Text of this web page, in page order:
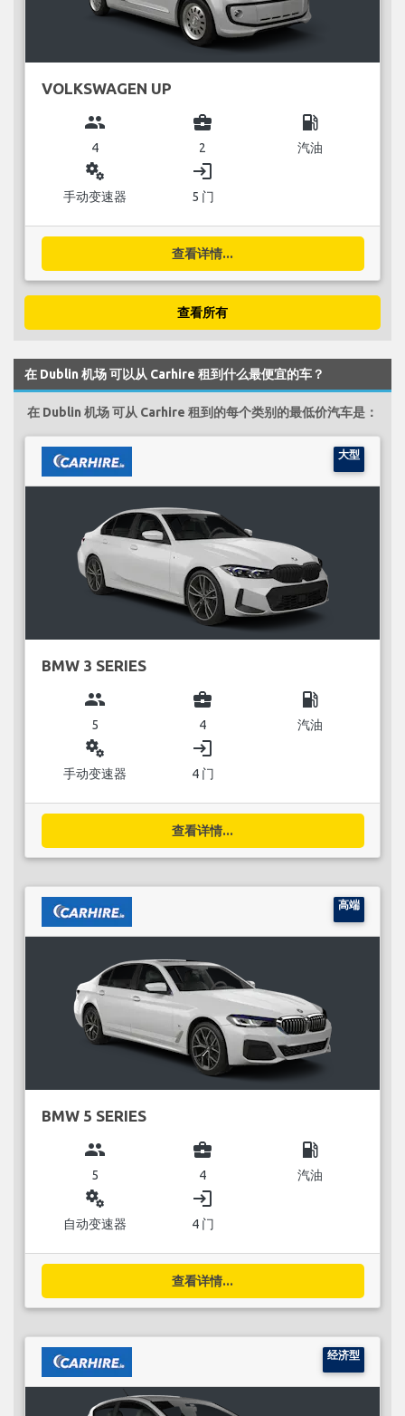
VOLKSWAGEN UP
group
4
business_center
2
local_gas_station
汽油
miscellaneous_services
手动变速器
login
5 门
查看详情...
查看所有
在 Dublin 机场 可以从 Carhire 租到什么最便宜的车？
在 Dublin 机场 可从 Carhire 租到的每个类别的最低价汽车是：
大型
BMW 3 SERIES
group
5
business_center
4
local_gas_station
汽油
miscellaneous_services
手动变速器
login
4 门
查看详情...
高端
BMW 5 SERIES
group
5
business_center
4
local_gas_station
汽油
miscellaneous_services
自动变速器
login
4 门
查看详情...
经济型